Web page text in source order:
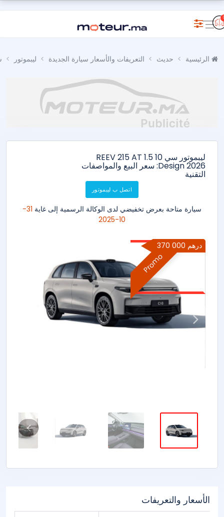
حديث التعريفات والأسعار سيارة الجديدة ليبموتور
ليبموتور سي 10 1.5 REEV 215 AT
Design 2026: سعر البيع والمواصفات
التقنية
اتصل ب ليبموتور
سيارة متاحة بعرض تخفيضي لدى الوكالة الرسمية إلى غاية
31-
10-2025
Promo
370 000 درهم
الأسعار والتعريفات